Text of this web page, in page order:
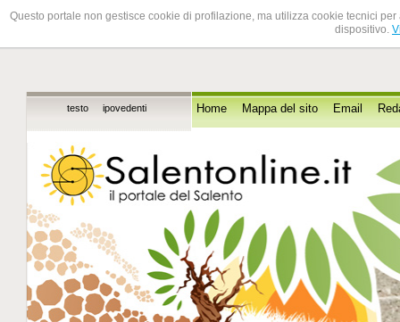
Questo portale non gestisce cookie di profilazione, ma utilizza cookie tecnici
dispositivo.
testo ipovedenti Home Mappa del sito Email